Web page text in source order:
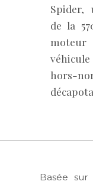
Spider,
de la
Basée sur